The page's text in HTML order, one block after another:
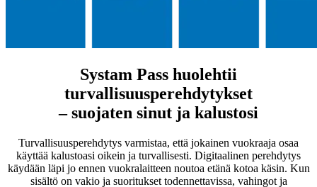
Systam Pass huolehtii
turvallisuusperehdytykset
– suojaten sinut ja kalustosi
Turvallisuusperehdytys varmistaa, että jokainen vuokraaja osaa
käyttää kalustoasi oikein ja turvallisesti. Digitaalinen perehdytys
käydään läpi jo ennen vuokralaitteen noutoa etänä kotoa käsin. Kun
sisältö on vakio ja suoritukset todennettavissa, vahingot ja